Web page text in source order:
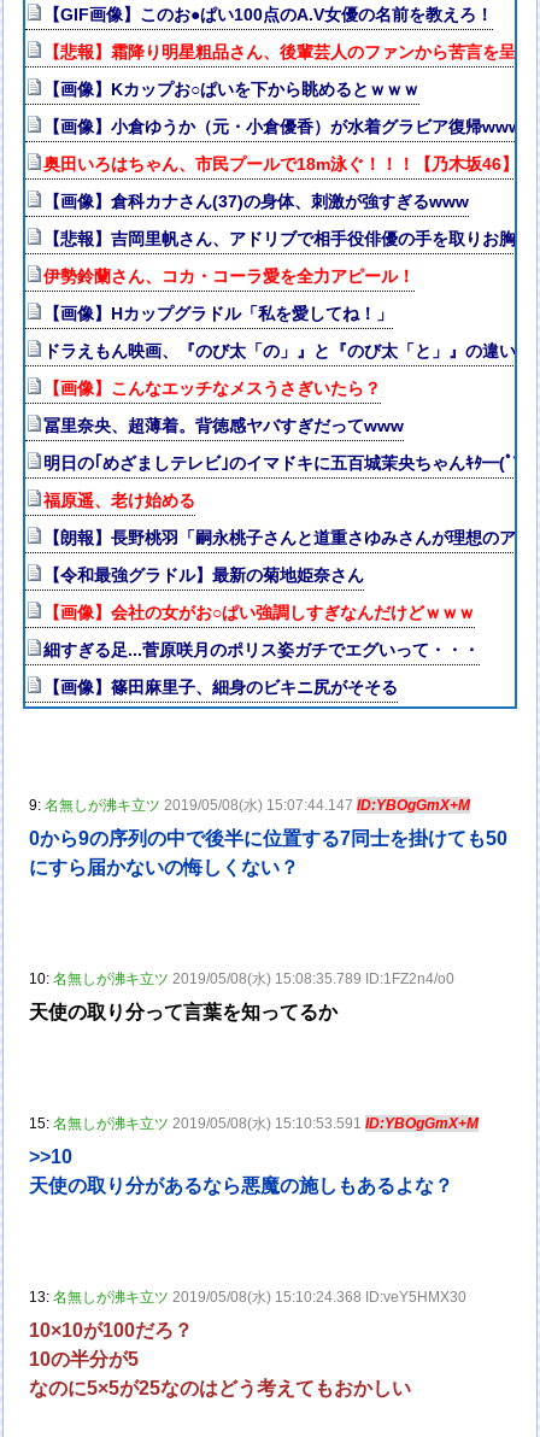
【GIF画像】このお●ぱい100点のA.V女優の名前を教えろ！
【悲報】霜降り明星粗品さん、後輩芸人のファンから苦言を呈
【画像】Kカップお○ぱいを下から眺めるとｗｗｗ
【画像】小倉ゆうか（元・小倉優香）が水着グラビア復帰www
奥田いろはちゃん、市民プールで18m泳ぐ！！！【乃木坂46】
【画像】倉科カナさん(37)の身体、刺激が強すぎるwww
【悲報】吉岡里帆さん、アドリブで相手役俳優の手を取りお胸
伊勢鈴蘭さん、コカ・コーラ愛を全力アピール！
【画像】Hカップグラドル「私を愛してね！」
ドラえもん映画、『のび太「の」』と『のび太「と」』の違い
【画像】こんなエッチなメスうさぎいたら？
冨里奈央、超薄着。背徳感ヤバすぎだってwww
明日の｢めざましテレビ｣のイマドキに五百城茉央ちゃんｷﾀ━(ﾟ∀
福原遥、老け始める
【朗報】長野桃羽「嗣永桃子さんと道重さゆみさんが理想のアイ
【令和最強グラドル】最新の菊地姫奈さん
【画像】会社の女がお○ぱい強調しすぎなんだけどｗｗｗ
細すぎる足...菅原咲月のポリス姿ガチでエグいって・・・
【画像】篠田麻里子、細身のビキニ尻がそそる
9:名無しが沸キ立ツ 2019/05/08(水) 15:07:44.147ID:YBOgGmX+M
0から9の序列の中で後半に位置する7同士を掛けても50
にすら届かないの悔しくない？
10:名無しが沸キ立ツ 2019/05/08(水) 15:08:35.789 ID:1FZ2n4/o0
天使の取り分って言葉を知ってるか
15:名無しが沸キ立ツ 2019/05/08(水) 15:10:53.591ID:YBOgGmX+M
>>10
天使の取り分があるなら悪魔の施しもあるよな？
13:名無しが沸キ立ツ 2019/05/08(水) 15:10:24.368 ID:veY5HMX30
10×10が100だろ？
10の半分が5
なのに5×5が25なのはどう考えてもおかしい